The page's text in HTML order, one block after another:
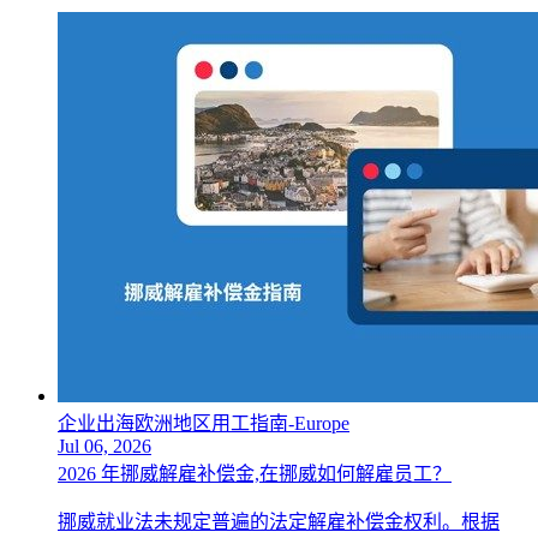
企业出海欧洲地区用工指南-Europe
Jul 06, 2026
2026 年挪威解雇补偿金,在挪威如何解雇员工？
挪威就业法未规定普遍的法定解雇补偿金权利。根据